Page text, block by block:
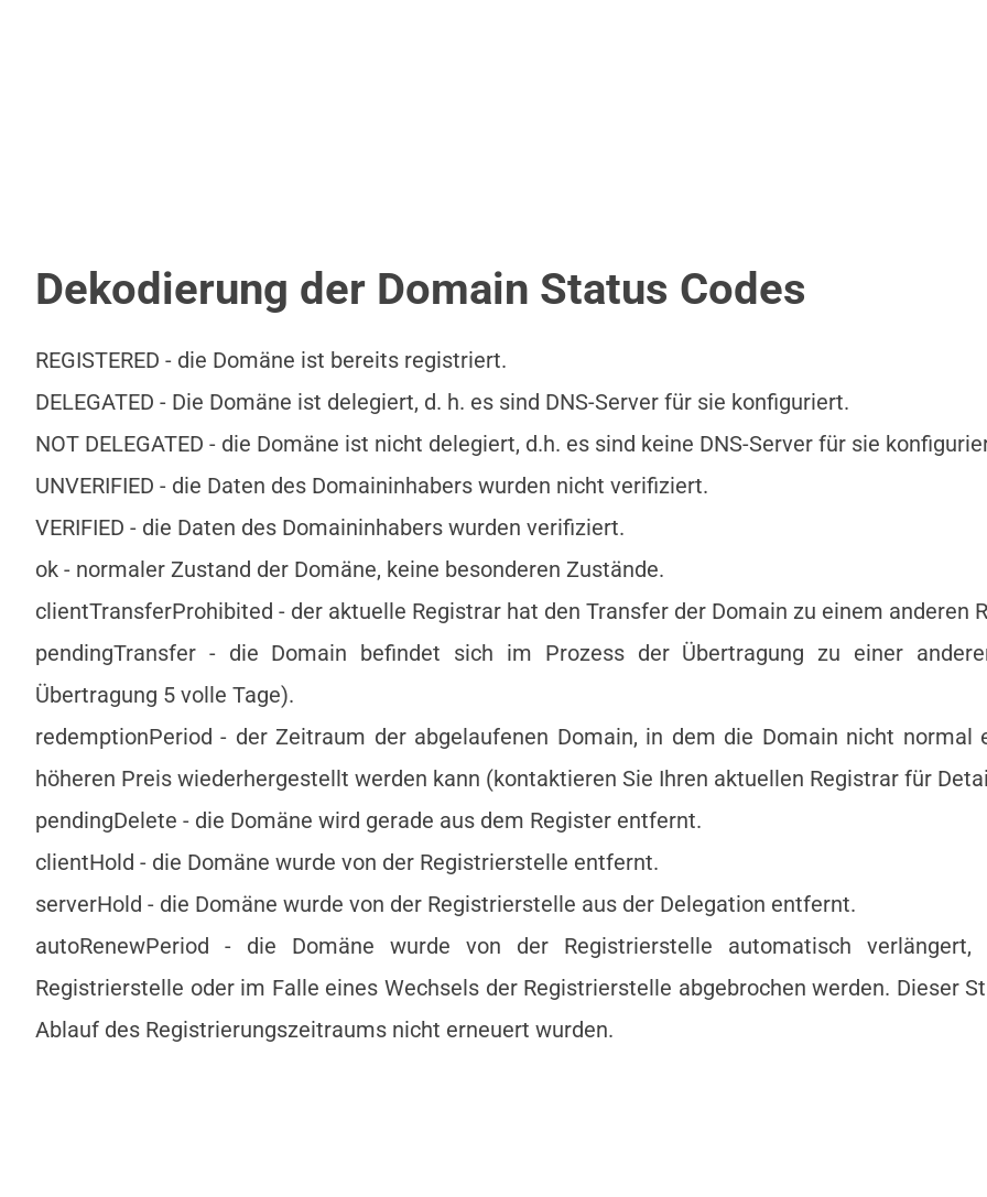
Dekodierung der Domain Status Codes
REGISTERED - die Domäne ist bereits registriert.
DELEGATED - Die Domäne ist delegiert, d. h. es sind DNS-Server für sie konfiguriert.
NOT DELEGATED - die Domäne ist nicht delegiert, d.h. es sind keine DNS-Server für sie
UNVERIFIED - die Daten des Domaininhabers wurden nicht verifiziert.
VERIFIED - die Daten des Domaininhabers wurden verifiziert.
ok - normaler Zustand der Domäne, keine besonderen Zustände.
clientTransferProhibited - der aktuelle Registrar hat den Transfer der Domain zu einem anderen
pendingTransfer - die Domain befindet sich im Prozess der Übertragung zu einer
Übertragung 5 volle Tage).
redemptionPeriod - der Zeitraum der abgelaufenen Domain, in dem die Domain nicht
höheren Preis wiederhergestellt werden kann (kontaktieren Sie Ihren aktuellen Registrar für
pendingDelete - die Domäne wird gerade aus dem Register entfernt.
clientHold - die Domäne wurde von der Registrierstelle entfernt.
serverHold - die Domäne wurde von der Registrierstelle aus der Delegation entfernt.
autoRenewPeriod - die Domäne wurde von der Registrierstelle automatisch
Registrierstelle oder im Falle eines Wechsels der Registrierstelle abgebrochen werden. Dieser
Ablauf des Registrierungszeitraums nicht erneuert wurden.